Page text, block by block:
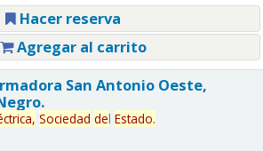
Hacer reserva
Agregar al carrito
San Antonio Oeste,
Sociedad del Estado.